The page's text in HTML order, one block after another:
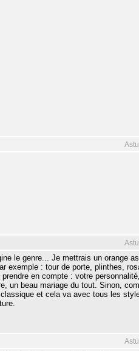
le genre... Je mettrais un orange
exemple : tour de porte, plinthes,
en compte : votre
un beau mariage du tout. Sinon,
et cela va avec tous les